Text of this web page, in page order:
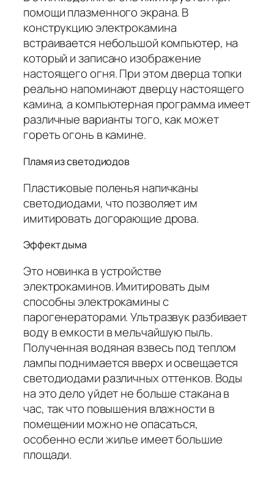
помощи плазменного экрана. В
конструкцию электрокамина
встраивается небольшой компьютер, на
который и записано изображение
настоящего огня. При этом дверца топки
реально напоминают дверцу настоящего
камина, а компьютерная программа имеет
различные варианты того, как может
гореть огонь в камине.
Пламя из светодиодов
Пластиковые поленья напичканы
светодиодами, что позволяет им
имитировать догорающие дрова.
Эффект дыма
Это новинка в устройстве
электрокаминов. Имитировать дым
способны электрокамины с
парогенераторами. Ультразвук разбивает
воду в емкости в мельчайшую пыль.
Полученная водяная взвесь под теплом
лампы поднимается вверх и освещается
светодиодами различных оттенков. Воды
на это дело уйдет не больше стакана в
час, так что повышения влажности в
помещении можно не опасаться,
особенно если жилье имеет большие
площади.